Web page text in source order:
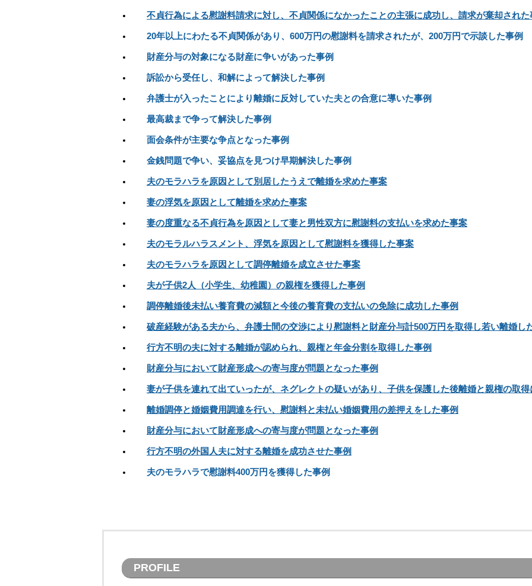
不貞行為による慰謝料請求に対し、不貞関係になかったことの主張に成功し、請求が棄却された
20年以上にわたる不貞関係があり、600万円の慰謝料を請求されたが、200万円で示談した事例
財産分与の対象になる財産に争いがあった事例
訴訟から受任し、和解によって解決した事例
弁護士が入ったことにより離婚に反対していた夫との合意に導いた事例
最高裁まで争って解決した事例
面会条件が主要な争点となった事例
金銭問題で争い、妥協点を見つけ早期解決した事例
夫のモラハラを原因として別居したうえで離婚を求めた事案
妻の浮気を原因として離婚を求めた事案
妻の度重なる不貞行為を原因として妻と男性双方に慰謝料の支払いを求めた事案
夫のモラルハラスメント、浮気を原因として慰謝料を獲得した事案
夫のモラハラを原因として調停離婚を成立させた事案
夫が子供2人（小学生、幼稚園）の親権を獲得した事例
調停離婚後未払い養育費の減額と今後の養育費の支払いの免除に成功した事例
破産経験がある夫から、弁護士間の交渉により慰謝料と財産分与計500万円を取得し若い離婚し
行方不明の夫に対する離婚が認められ、親権と年金分割を取得した事例
財産分与において財産形成への寄与度が問題となった事例
妻が子供を連れて出ていったが、ネグレクトの疑いがあり、子供を保護した後離婚と親権の取
離婚調停と婚姻費用調達を行い、慰謝料と未払い婚姻費用の差押えをした事例
財産分与において財産形成への寄与度が問題となった事例
行方不明の外国人夫に対する離婚を成功させた事例
夫のモラハラで慰謝料400万円を獲得した事例
PROFILE